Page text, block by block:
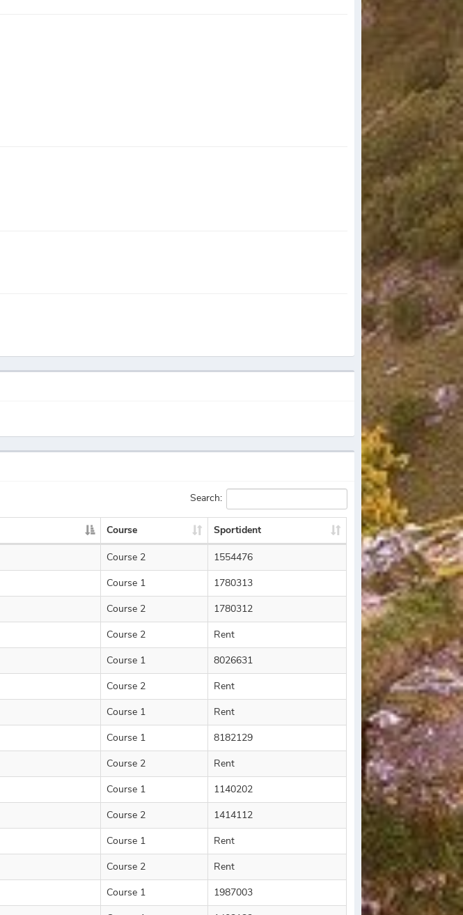
Search:
Course Sportident
Course 2
1554476
Course 1
1780313
Course 2
1780312
Course 2
Rent
Course 1
8026631
Course 2
Rent
Course 1
Rent
Course 1
8182129
Course 2
Rent
Course 1
1140202
Course 2
1414112
Course 1
Rent
Course 2
Rent
Course 1
1987003